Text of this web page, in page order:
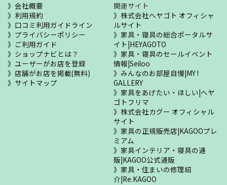
会社概要
利用規約
口コミ利用ガイドライン
プライバシーポリシー
ご利用ガイド
ショップナビとは？
ユーザーがお店を登録
店舗がお店を掲載(無料)
サイトマップ
関連サイト
株式会社ヘヤゴト オフィシャ
ルサイト
家具・寝具の総合ポータルサ
イト|HEYAGOTO
家具・寝具のセールイベント
情報|Seiloo
みんなのお部屋自慢|MY !
GALLERY
家具をあげたい・ほしい|ヘヤ
ゴトフリマ
株式会社カグー オフィシャル
サイト
家具の正規販売店|KAGOOプレ
ミアム
家具インテリア・寝具の通
販|KAGOO公式通販
家具・住まいの修理紹
介|Re.KAGOO